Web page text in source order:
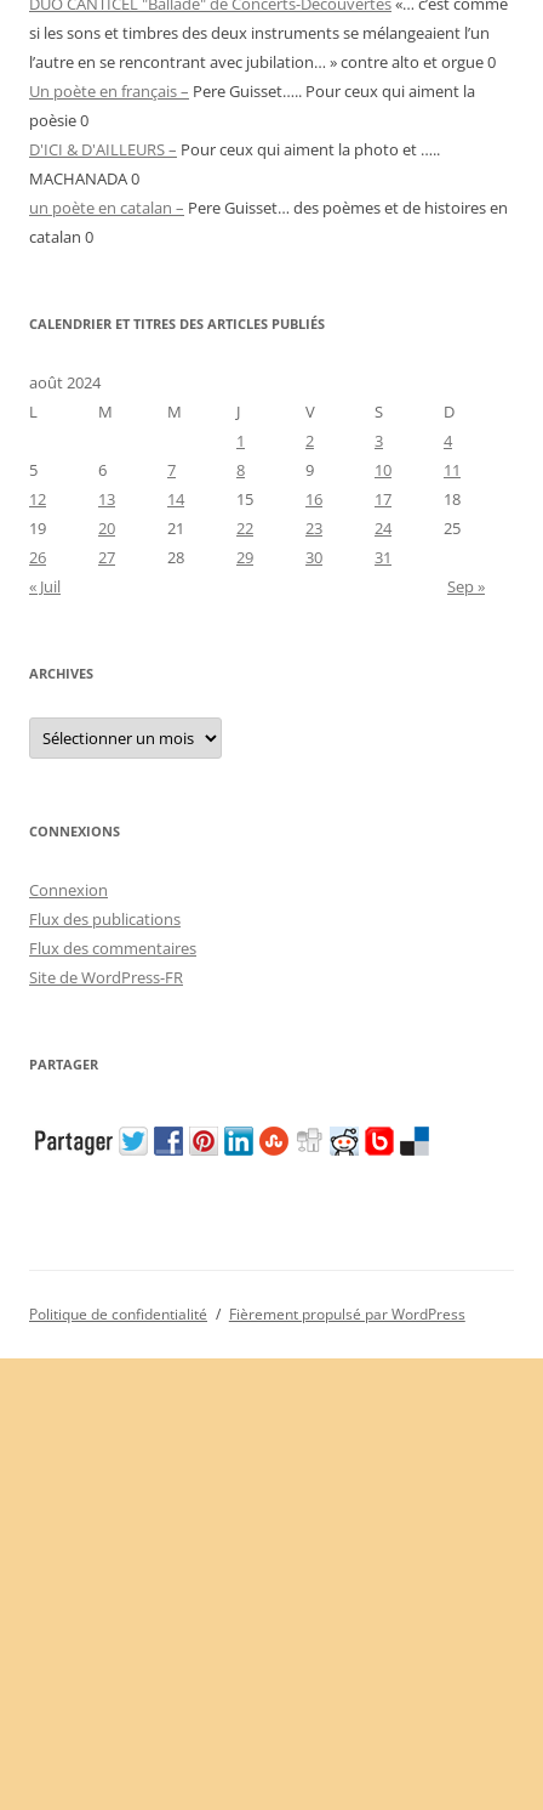
si les sons et timbres des deux instruments se mélangeaient l’un
l’autre en se rencontrant avec jubilation… » contre alto et orgue 0
Un poète en français – Pere Guisset….. Pour ceux qui aiment la
poèsie 0
D'ICI & D'AILLEURS – Pour ceux qui aiment la photo et …..
MACHANADA 0
un poète en catalan – Pere Guisset… des poèmes et de histoires en
catalan 0
CALENDRIER ET TITRES DES ARTICLES PUBLIÉS
août 2024
L
M M J V S
D
1
2 3
4
5
6 7 8 9 10
11
12
13 14 15 16 17
18
19
20 21 22 23 24
25
26
27 28 29 30
31
« Juil
Sep »
ARCHIVES
Archives
CONNEXIONS
Connexion
Flux des publications
Flux des commentaires
Site de WordPress-FR
PARTAGER
Politique de confidentialité Fièrement propulsé par WordPress